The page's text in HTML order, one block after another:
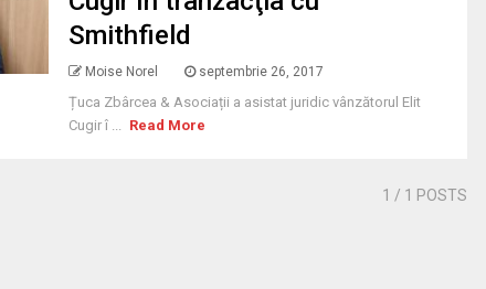
Smithfield
Moise Norel septembrie 26, 2017
Țuca Zbârcea & Asociații a asistat juridic vânzătorul Elit
Cugir î ... Read More
1 / 1 POSTS